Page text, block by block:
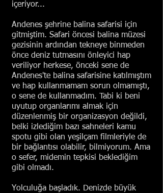
içeriyor...
Andenes şehrine balina safarisi için
gitmiştim. Safari öncesi balina müzesi
gezisinin ardından tekneye binmeden
önce deniz tutmasını önleyici hap
veriliyor herkese, önceki sene de
Andenes'te balina safarisine katılmıştım
ve hap kullanmamam sorun olmamıştı,
o sene de kullanmadım. Tabi ki beni
uyutup organlarımı almak için
düzenlenmiş bir organizasyon değildi,
belki izlediğim bazı sahneleri kamu
spotu gibi olan yeşilçam filmleriyle de
bir bağlantısı olabilir, bilmiyorum. Ama
o sefer, midemin tepkisi beklediğim
gibi olmadı.
Yolculuğa başladık. Denizde büyük